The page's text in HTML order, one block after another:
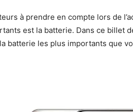
à prendre en compte lors de
est la batterie. Dans ce billet
batterie les plus importants que